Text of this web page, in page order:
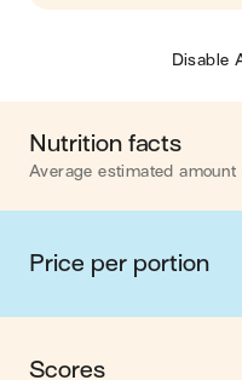
Disable
Nutrition facts
Average estimated
Energy
Fat
Price per portion
€
Scores